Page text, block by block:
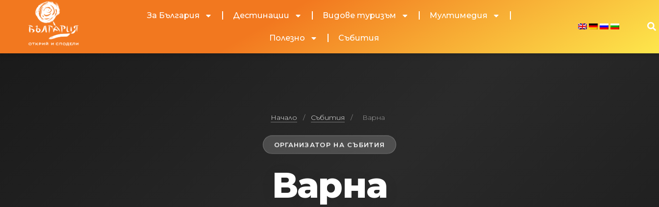
За България Дестинации Видове туризъм Мултимедия
Полезно Събития
Начало / Събития / Варна
ОРГАНИЗАТОР НА СЪБИТИЯ
Варна